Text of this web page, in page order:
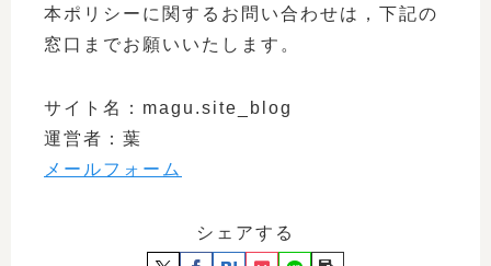
本ポリシーに関するお問い合わせは，下記の
窓口までお願いいたします。
サイト名：magu.site_blog
運営者：葉
メールフォーム
シェアする